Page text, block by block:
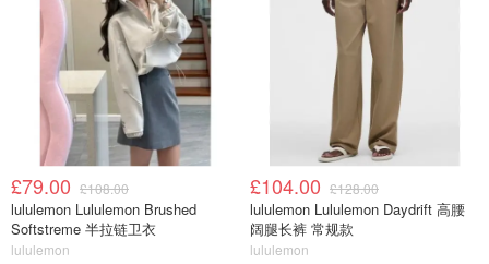
£79.00 £108.00
lululemon Lululemon Brushed
Softstreme 半拉链卫衣
lululemon
£104.00 £128.00
lululemon Lululemon Daydrift 高腰
阔腿长裤 常规款
lululemon